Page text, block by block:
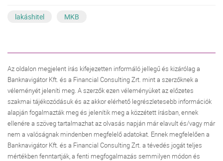
lakáshitel MKB
Az oldalon megjelent írás kifejezetten informáló jellegű és kizárólag a
Banknavigátor Kft. és a Financial Consulting Zrt. mint a szerzőknek a
véleményét jeleníti meg. A szerzők ezen véleményüket az előzetes
szakmai tájékozódásuk és az akkor elérhető legrészletesebb információk
alapján fogalmazták meg és jelenítik meg a közzétett írásban, ennek
ellenére a szöveg tartalmazhat az olvasás napján már elavult és/vagy már
nem a valóságnak mindenben megfelelő adatokat. Ennek megfelelően a
Banknavigátor Kft. és a Financial Consulting Zrt. a tévedés jogát teljes
mértékben fenntartják, a fenti megfogalmazás semmilyen módon és